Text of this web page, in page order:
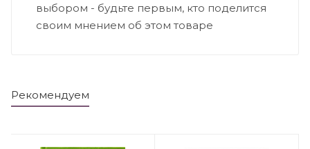
выбором - будьте первым, кто поделится
своим мнением об этом товаре
Рекомендуем